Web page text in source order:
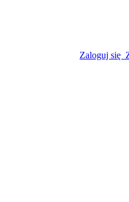
Zaloguj się
con